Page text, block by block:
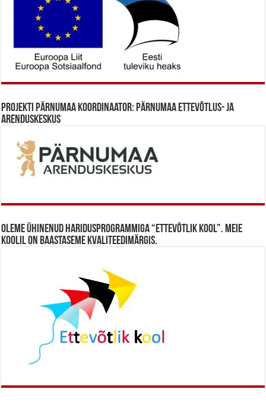
Projekti Pärnumaa koordinaator: Pärnumaa Ettevõtlus- ja
Arenduskeskus
Oleme ühinenud haridusprogrammiga “Ettevõtlik Kool”. Meie
koolil on baastaseme kvaliteedimärgis.